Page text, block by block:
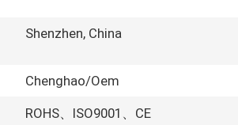
Shenzhen, China
Chenghao/Oem
ROHS、ISO9001、CE